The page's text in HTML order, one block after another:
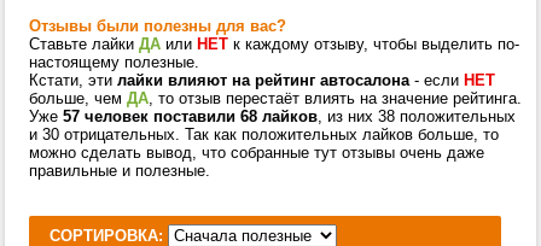
Отзывы были полезны для вас?
Ставьте лайки ДА или НЕТ к каждому отзыву, чтобы выделить по-
настоящему полезные.
Кстати, эти лайки влияют на рейтинг автосалона- если НЕТ
больше, чем ДА, то отзыв перестаёт влиять на значение рейтинга.
Уже 57 человек поставили 68 лайков, из них 38 положительных
и 30 отрицательных. Так как положительных лайков больше, то
можно сделать вывод, что собранные тут отзывы очень даже
правильные и полезные.
СОРТИРОВКА: